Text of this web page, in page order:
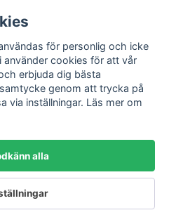
Följ oss
Facebook
Instagram
Vi levererar med
by Nyehandel AB
för personlig och icke
använder cookies för att vår
erbjuda dig bästa
genom att trycka på
via inställningar. Läs mer om
alla